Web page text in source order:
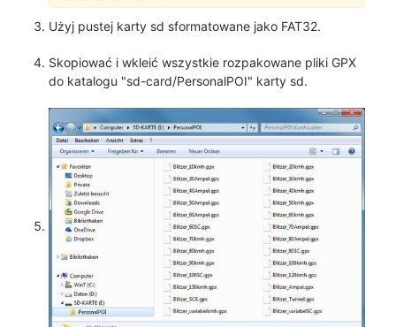
Użyj pustej karty sd sformatowane jako FAT32.
Skopiować i wkleić wszystkie rozpakowane pliki GPX
do katalogu "sd-card/PersonalPOI" karty sd.